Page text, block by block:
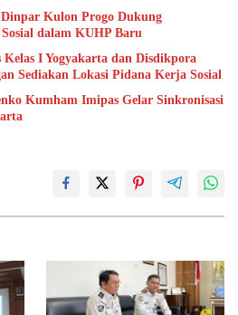
Dinpar Kulon Progo Dukung
dalam KUHP Baru
I Yogyakarta dan Disdikpora
Sediakan Lokasi Pidana Kerja Sosial
Kumham Imipas Gelar Sinkronisasi